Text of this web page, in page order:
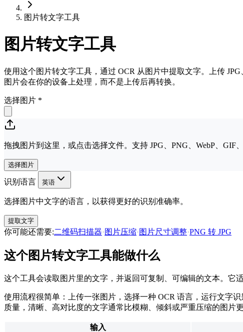
图片转文字工具
图片转文字工具
使用这个图片转文字工具，通过 OCR 从图片中提取文字。上传
图片会在你的设备上处理，而不是上传后再转换。
选择图片 *
拖拽图片到这里，或点击选择文件。支持 JPG、PNG、WebP、GIF
选择图片
识别语言 英语
选择图片中文字的语言，以获得更好的识别准确率。
提取文字
你可能还需要:二维码扫描器·图片压缩·图片尺寸调整·PNG 转 JPG
这个图片转文字工具能做什么
这个工具会读取图片里的文字，并返回可复制、可编辑的文本。它
使用流程很简单：上传一张图片，选择一种 OCR 语言，运行文字
质量，清晰、高对比度的文字通常比模糊、倾斜或严重压缩的图片更
输入